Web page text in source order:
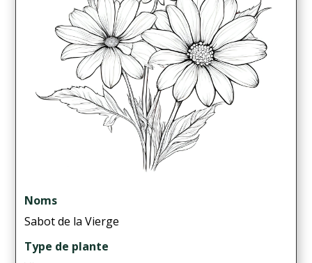
Noms
Sabot de la Vierge
Type de plante